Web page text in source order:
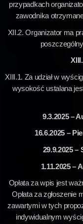
przypadkach
zawodnika
XII.2. Organizator ma
XIII.1. Za udział w
wysokość ustalana
9.3.2025 –
16.6.2025 –
29.9.2025 –
1.11.2025 –
Opłata za wpis jest
Opłata za zgłoszenie
zawartymi w tych
indywidualnym